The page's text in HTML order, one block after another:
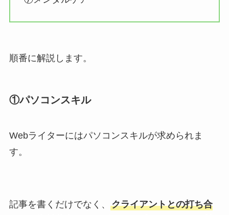
順番に解説します。
①パソコンスキル
Webライターにはパソコンスキルが求められま
す。
記事を書くだけでなく、 クライアントとの打ち合